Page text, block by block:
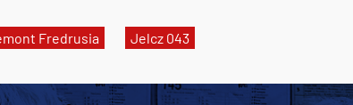
Fredrusia Jelcz 043